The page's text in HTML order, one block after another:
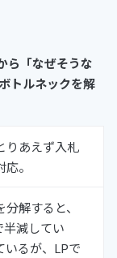
ら「なぜそうな
トルネックを解
りあえず入札
。
解すると、
半減してい
いるが、LPで